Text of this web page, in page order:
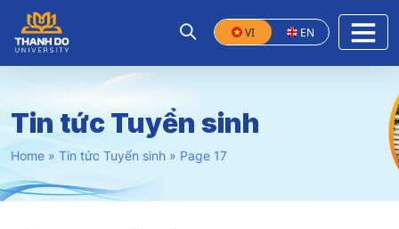
VI EN
Tin tức Tuyển sinh
Home » Tin tức Tuyển sinh » Page 17